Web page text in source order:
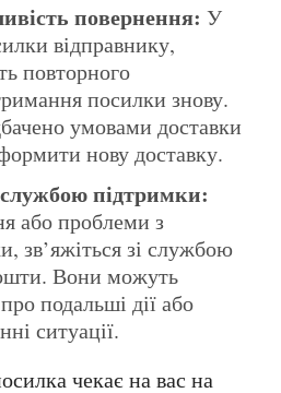
повернення: У
відправнику,
повторного
посилки знову.
умовами доставки
нову доставку.
службою підтримки:
або проблеми з
зв’яжіться зі службою
Вони можуть
подальші дії або
ситуації.